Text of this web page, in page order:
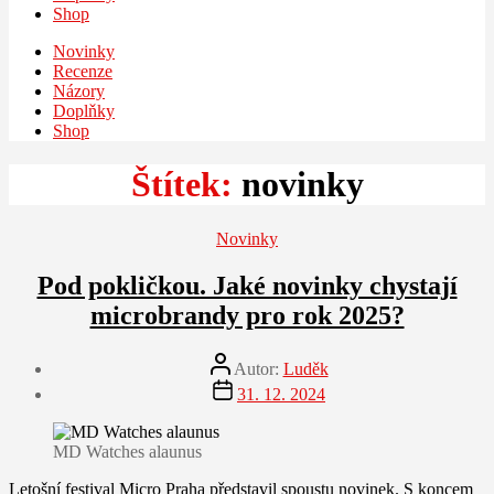
Shop
Novinky
Recenze
Názory
Doplňky
Shop
Štítek: novinky
Rubriky
Novinky
Pod pokličkou. Jaké novinky chystají
microbrandy pro rok 2025?
Autor
příspěvku
Autor: Luděk
Datum
příspěvku
31. 12. 2024
MD Watches alaunus
Letošní festival Micro Praha představil spoustu novinek. S koncem